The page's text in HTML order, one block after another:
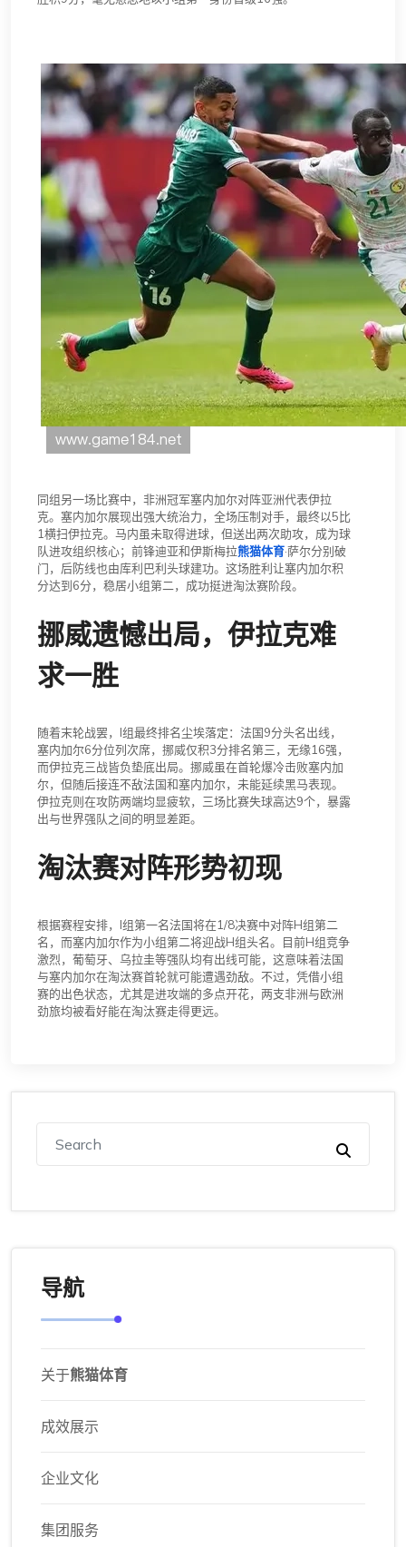
同组另一场比赛中，非洲冠军塞内加尔对阵亚洲代表伊拉
克。塞内加尔展现出强大统治力，全场压制对手，最终以5比
1横扫伊拉克。马内虽未取得进球，但送出两次助攻，成为球
队进攻组织核心；前锋迪亚和伊斯梅拉熊猫体育·萨尔分别破
门，后防线也由库利巴利头球建功。这场胜利让塞内加尔积
分达到6分，稳居小组第二，成功挺进淘汰赛阶段。
挪威遗憾出局，伊拉克难
求一胜
随着末轮战罢，I组最终排名尘埃落定：法国9分头名出线，
塞内加尔6分位列次席，挪威仅积3分排名第三，无缘16强，
而伊拉克三战皆负垫底出局。挪威虽在首轮爆冷击败塞内加
尔，但随后接连不敌法国和塞内加尔，未能延续黑马表现。
伊拉克则在攻防两端均显疲软，三场比赛失球高达9个，暴露
出与世界强队之间的明显差距。
淘汰赛对阵形势初现
根据赛程安排，I组第一名法国将在1/8决赛中对阵H组第二
名，而塞内加尔作为小组第二将迎战H组头名。目前H组竞争
激烈，葡萄牙、乌拉圭等强队均有出线可能，这意味着法国
与塞内加尔在淘汰赛首轮就可能遭遇劲敌。不过，凭借小组
赛的出色状态，尤其是进攻端的多点开花，两支非洲与欧洲
劲旅均被看好能在淘汰赛走得更远。
导航
关于熊猫体育
成效展示
企业文化
集团服务